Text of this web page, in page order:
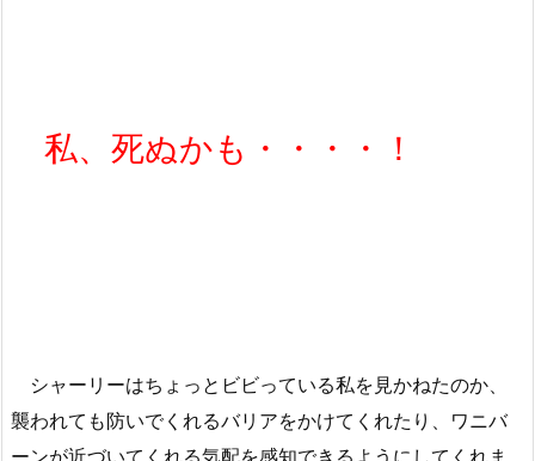
私、死ぬかも・・・・！
シャーリーはちょっとビビっている私を見かねたのか、
襲われても防いでくれるバリアをかけてくれたり、ワニバ
ーンが近づいてくれる気配を感知できるようにしてくれま